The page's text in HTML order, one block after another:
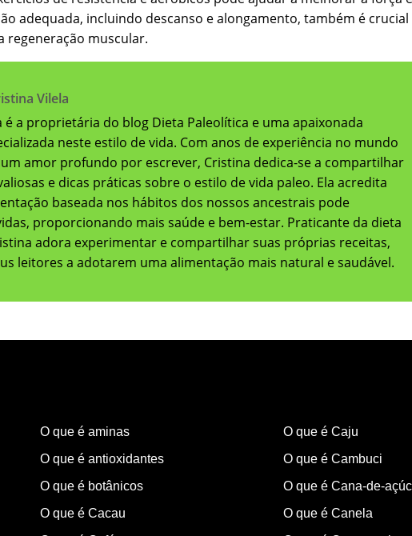
adequada, incluindo descanso e alongamento, também é crucial
regeneração muscular.
Vilela
é a proprietária do blog Dieta Paleolítica e uma apaixonada
neste estilo de vida. Com anos de experiência no mundo
amor profundo por escrever, Cristina dedica-se a compartilhar
e dicas práticas sobre o estilo de vida paleo. Ela acredita
baseada nos hábitos dos nossos ancestrais pode
proporcionando mais saúde e bem-estar. Praticante da dieta
adora experimentar e compartilhar suas próprias receitas,
leitores a adotarem uma alimentação mais natural e saudável.
O que é aminas
O que é antioxidantes
O que é botânicos
O que é Cacau
O que é Caju
O que é Cambuci
O que é Cana-de-
O que é Canela